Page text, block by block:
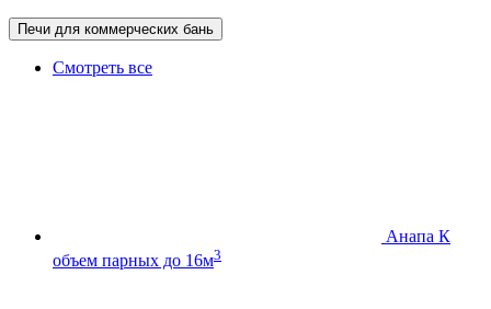
Печи для коммерческих бань
Смотреть все
Анапа К
объем парных до 16м3